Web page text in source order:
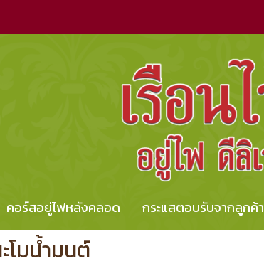
คอร์สอยู่ไฟหลังคลอด กระแสตอบรับจากลูกค้า
มน้ำมนต์